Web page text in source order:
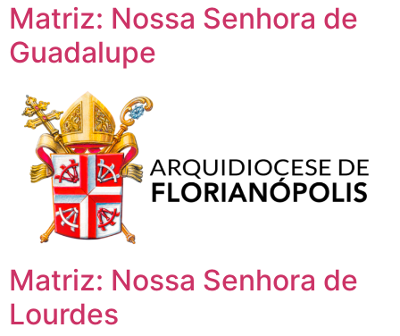
Matriz: Nossa Senhora de
Guadalupe
Matriz: Nossa Senhora de
Lourdes